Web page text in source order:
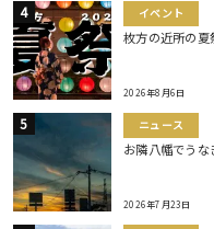
イベント
枚方の近所の夏
2026年8月6日
ニュース
お隣八幡でうな
2026年7月23日